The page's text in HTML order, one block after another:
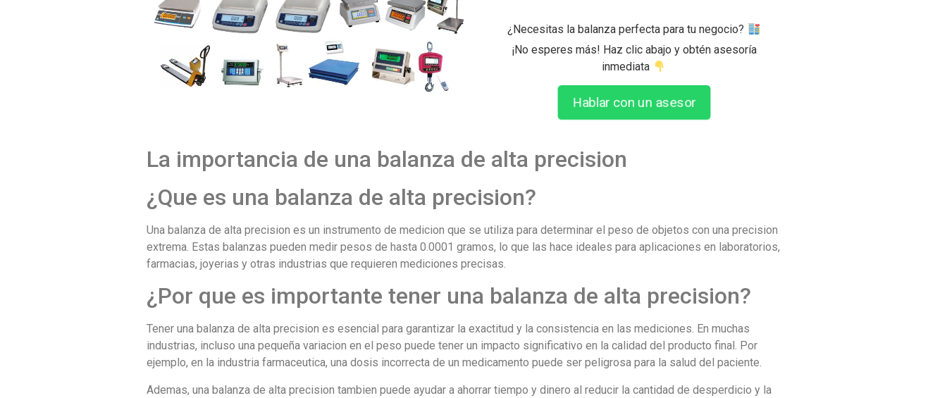
¿Necesitas la balanza perfecta para tu negocio?
¡No esperes más! Haz clic abajo y obtén asesoría
inmediata
Hablar con un asesor
La importancia de una balanza de alta precision
¿Que es una balanza de alta precision?
Una balanza de alta precision es un instrumento de medicion que se utiliza para determinar el peso de objetos con una precision
extrema. Estas balanzas pueden medir pesos de hasta 0.0001 gramos, lo que las hace ideales para aplicaciones en laboratorios,
farmacias, joyerias y otras industrias que requieren mediciones precisas.
¿Por que es importante tener una balanza de alta precision?
Tener una balanza de alta precision es esencial para garantizar la exactitud y la consistencia en las mediciones. En muchas
industrias, incluso una pequeña variacion en el peso puede tener un impacto significativo en la calidad del producto final. Por
ejemplo, en la industria farmaceutica, una dosis incorrecta de un medicamento puede ser peligrosa para la salud del paciente.
Ademas, una balanza de alta precision tambien puede ayudar a ahorrar tiempo y dinero al reducir la cantidad de desperdicio y la